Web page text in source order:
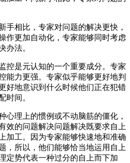
相比，专家对问题的解决更快，
作更加自动化，专家能够同时考虑
办法。
是元认知的一个重要成分。专家
能力更强。专家似乎能够更好地判
好地意识到什么时候他们正在犯错
时间。
理上的惯例或不动脑筋的僵化，
效的问题解决问题解决既要求自上
加工。因为专家能够快速地和准确
，所以，他们能够恰当地运用自上
定势代表一种过分的自上而下加